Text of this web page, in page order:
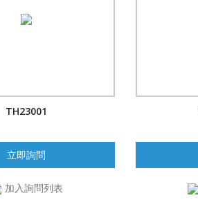
TH23001
立即詢問
加入詢問列表